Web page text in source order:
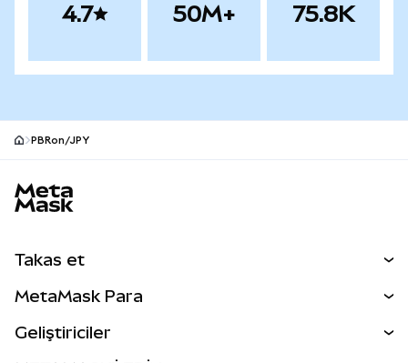
4.7 50M+ 75.8K
PBRon/JPY
Takas et
Perps
MetaMask Para
Geliştiriciler